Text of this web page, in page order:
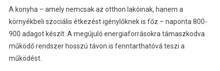
A konyha – amely nemcsak az otthon lakóinak, hanem a
környékbeli szociális étkezést igénylőknek is főz – naponta 800-
900 adagot készít. A megújuló energiaforrásokra támaszkodva
működő rendszer hosszú távon is fenntarthatóvá teszi a
működést.